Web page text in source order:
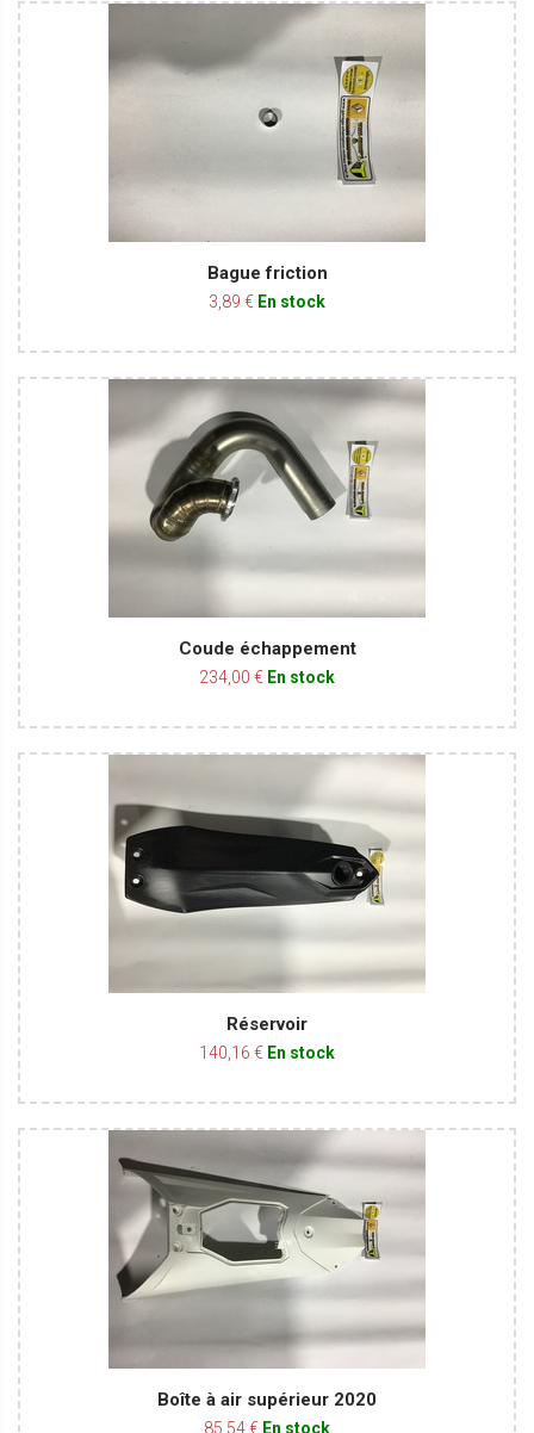
Bague friction
3,89 € En stock
Coude échappement
234,00 € En stock
Réservoir
140,16 € En stock
Boîte à air supérieur 2020
85,54 € En stock